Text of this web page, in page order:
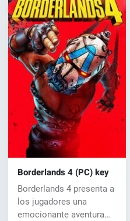
Borderlands 4 (PC) key
Borderlands 4 presenta a
los jugadores una
emocionante aventura